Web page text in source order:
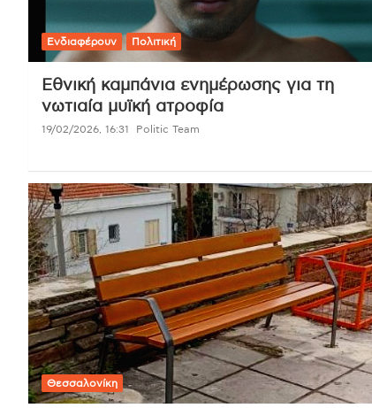
Ενδιαφέρουν Πολιτική
Εθνική καμπάνια ενημέρωσης για τη
νωτιαία μυϊκή ατροφία
19/02/2026, 16:31 Politic Team
Θεσσαλονίκη